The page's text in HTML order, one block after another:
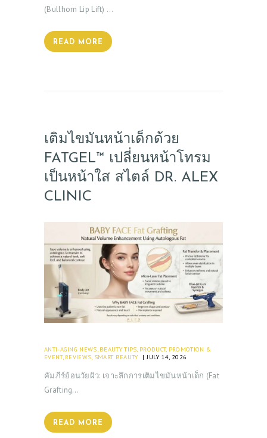
(Bullhorn Lip Lift) …
READ MORE
เติมไขมันหน้าเด็กด้วย
FATGEL™ เปลี่ยนหน้าโทรม
เป็นหน้าใส สไตล์ DR. ALEX
CLINIC
ANTI-AGING NEWS, BEAUTY TIPS, PRODUCT, PROMOTION &
EVENT, REVIEWS, SMART BEAUTY JULY 14, 2026
คัมภีร์ย้อนวัยผิว: เจาะลึกการเติมไขมันหน้าเด็ก (Fat
Grafting…
READ MORE